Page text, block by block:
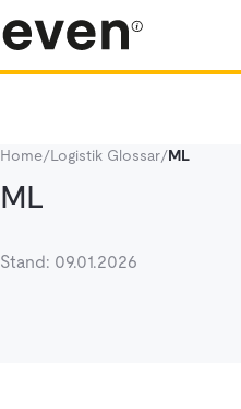
Home/Logistik Glossar/ML
ML
Stand: 09.01.2026